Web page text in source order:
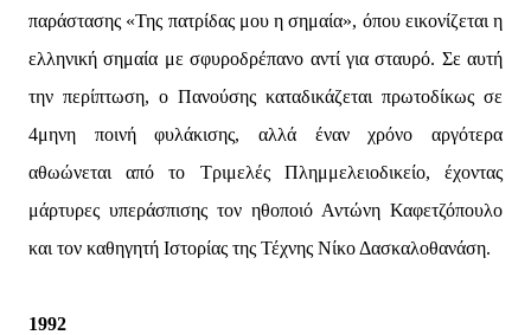
παράστασης «Της πατρίδας μου η σημαία», όπου εικονίζεται η
ελληνική σημαία με σφυροδρέπανο αντί για σταυρό. Σε αυτή
την περίπτωση, ο Πανούσης καταδικάζεται πρωτοδίκως σε
4μηνη ποινή φυλάκισης, αλλά έναν χρόνο αργότερα
αθωώνεται από το Τριμελές Πλημμελειοδικείο, έχοντας
μάρτυρες υπεράσπισης τον ηθοποιό Αντώνη Καφετζόπουλο
και τον καθηγητή Ιστορίας της Τέχνης Νίκο Δασκαλοθανάση.
1992